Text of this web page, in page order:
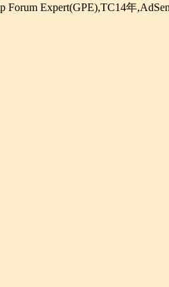
Forum Expert(GPE),TC14年